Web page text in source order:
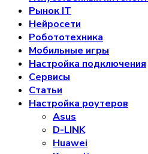
Рынок IT
Нейросети
Робототехника
Мобильные игры
Настройка подключения
Сервисы
Статьи
Настройка роутеров
Asus
D-LINK
Huawei